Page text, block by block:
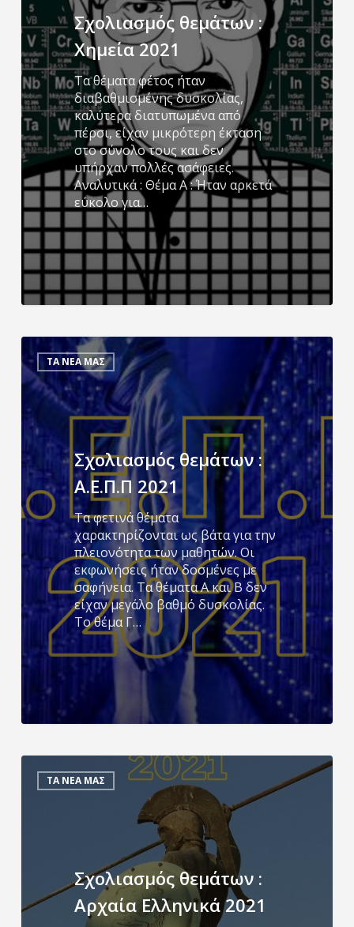
Σχολιασμός θεμάτων :
Χημεία 2021
Τα θέματα φέτος ήταν
διαβαθμισμένης δυσκολίας,
καλύτερα διατυπωμένα από
πέρσι, είχαν μικρότερη έκταση
στο σύνολο τους και δεν
υπήρχαν πολλές ασάφειες.
Αναλυτικά : Θέμα Α : Ήταν αρκετά
εύκολο για…
ΤΑ ΝΕΑ ΜΑΣ
Σχολιασμός
θεμάτων
:
Α.Ε.Π.Π
2021
Σχολιασμός θεμάτων :
Α.Ε.Π.Π 2021
Τα φετινά θέματα
χαρακτηρίζονται ως βάτα για την
πλειονότητα των μαθητών. Οι
εκφωνήσεις ήταν δοσμένες με
σαφήνεια. Τα θέματα Α και Β δεν
είχαν μεγάλο βαθμό δυσκολίας.
Το θέμα Γ…
ΤΑ ΝΕΑ ΜΑΣ
Σχολιασμός
θεμάτων
Σχολιασμός θεμάτων :
Αρχαία Ελληνικά 2021